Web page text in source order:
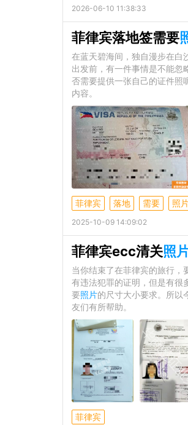
2026-06-10 11:38:33
菲律宾落地签需要
在蓝天碧海间，独自漫步在白
出发前，有一件事情是不能忽
否需要提供一张自己的证件照
内容。
菲律宾 落地 需要 照
2025-10-09 14:09:02
菲律宾ecc清关照
当你结束了在菲律宾的旅行，
有违法犯罪的证明，但是有很
要照片的尺寸大小要求。所以
友们有所帮助。
菲律宾